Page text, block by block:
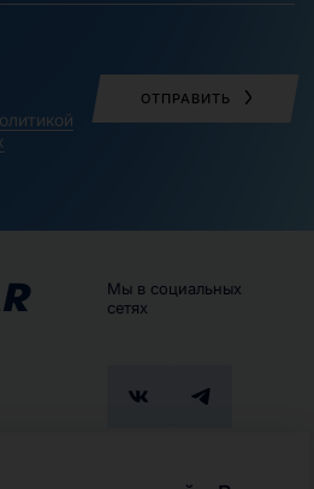
ОТПРАВИТЬ
Мы в социальных
сетях